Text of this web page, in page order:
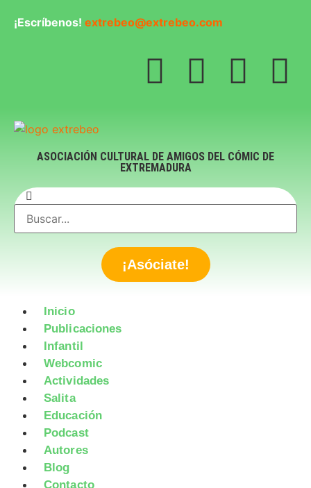
¡Escríbenos! extrebeo@extrebeo.com
ASOCIACIÓN CULTURAL DE AMIGOS DEL CÓMIC DE
EXTREMADURA
¡Asóciate!
Inicio
Publicaciones
Infantil
Webcomic
Actividades
Salita
Educación
Podcast
Autores
Blog
Contacto